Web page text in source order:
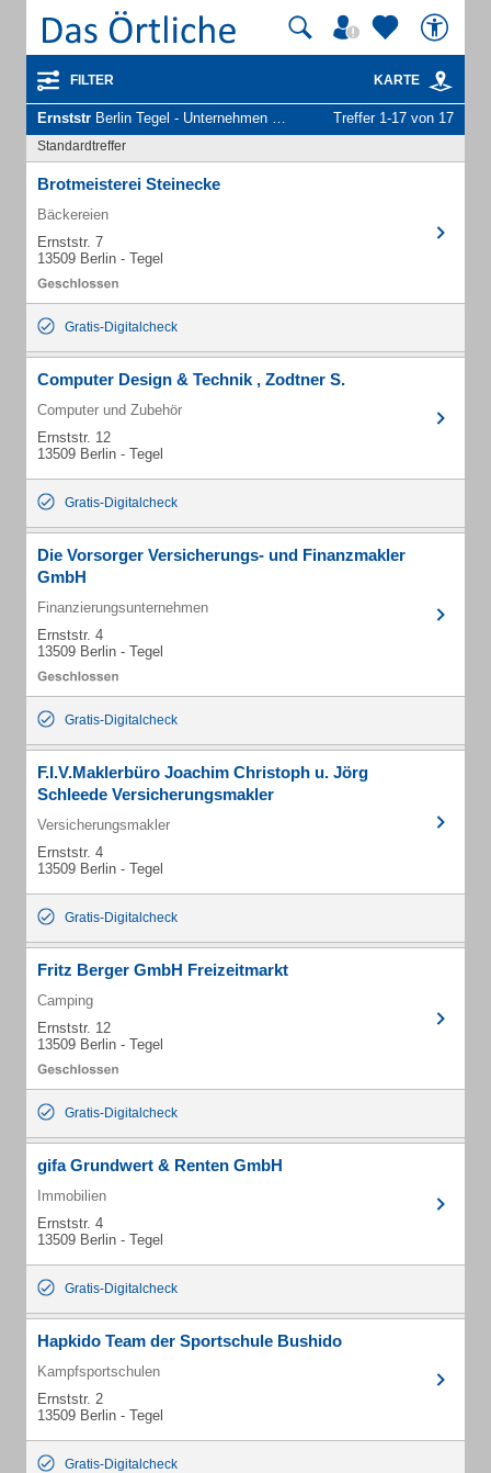
FILTER KARTE
Ernststr Berlin Tegel - Unternehmen und Personen Treffer 1-17 von 17
Standardtreffer
Brotmeisterei Steinecke
Bäckereien
Ernststr. 7
13509 Berlin - Tegel
Gratis-Digitalcheck
Computer Design & Technik , Zodtner S.
Computer und Zubehör
Ernststr. 12
13509 Berlin - Tegel
Gratis-Digitalcheck
Die Vorsorger Versicherungs- und Finanzmakler
GmbH
Finanzierungsunternehmen
Ernststr. 4
13509 Berlin - Tegel
Gratis-Digitalcheck
F.I.V.Maklerbüro Joachim Christoph u. Jörg
Schleede Versicherungsmakler
Versicherungsmakler
Ernststr. 4
13509 Berlin - Tegel
Gratis-Digitalcheck
Fritz Berger GmbH Freizeitmarkt
Camping
Ernststr. 12
13509 Berlin - Tegel
Gratis-Digitalcheck
gifa Grundwert & Renten GmbH
Immobilien
Ernststr. 4
13509 Berlin - Tegel
Gratis-Digitalcheck
Hapkido Team der Sportschule Bushido
Kampfsportschulen
Ernststr. 2
13509 Berlin - Tegel
Gratis-Digitalcheck